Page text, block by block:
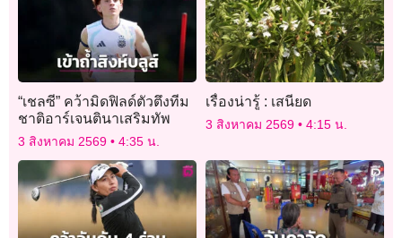
“เชลซี” คว้ามิดฟิลด์ตัวตึงทีม
ชาติอาร์เจนตินาเสริมทัพ
3 สิงหาคม 2569 4:35 น.
เรื่องน่ารู้ : เสนียด
3 สิงหาคม 2569 4:15 น.